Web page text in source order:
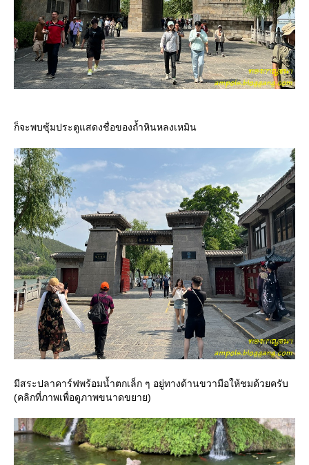
ก็จะพบซุ้มประตูแสดงชื่อของถ้ำหินหลงเหมิน
มีสระปลาคาร์ฟพร้อมน้ำตกเล็ก ๆ อยู่ทางด้านขวามือให้ชมด้วยครับ
(คลิกที่ภาพเพื่อดูภาพขนาดขยาย)